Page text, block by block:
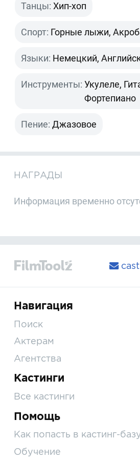
Танцы: Хип-хоп
Спорт: Горные лыжи,
Языки: Немецкий,
Инструменты: Укулеле,
Фортепиано
Пение: Джазовое
НАГРАДЫ
Информация временно
Навигация
Поиск
Актерам
Агентства
Кастинги
Все кастинги
Помощь
Как попасть в кастинг-
Обучение